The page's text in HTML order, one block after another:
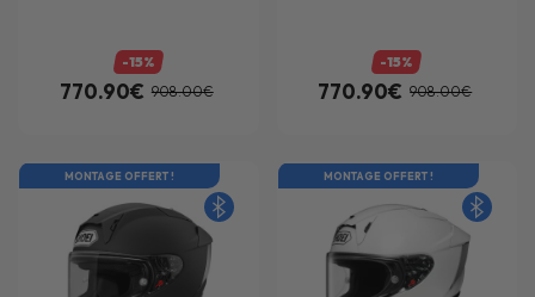
-15%
770.90€ 908.00€
-15%
770.90€ 908.00€
MONTAGE OFFERT ! MONTAGE OFFERT !